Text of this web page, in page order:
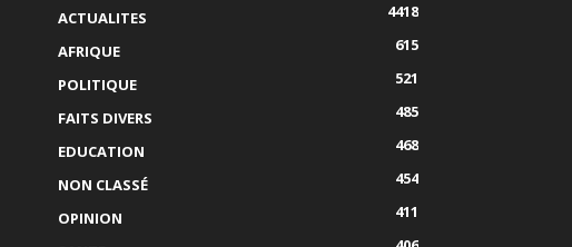
ACTUALITES
4418
AFRIQUE
615
POLITIQUE
521
FAITS DIVERS
485
EDUCATION
468
NON CLASSÉ
454
OPINION
411